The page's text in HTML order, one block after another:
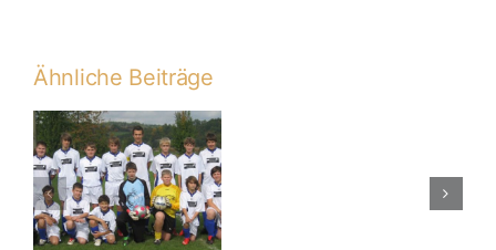
Ähnliche Beiträge